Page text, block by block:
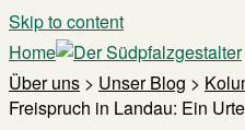
Skip to content
Home
Über uns > Unser Blog >
Freispruch in Landau: Ein